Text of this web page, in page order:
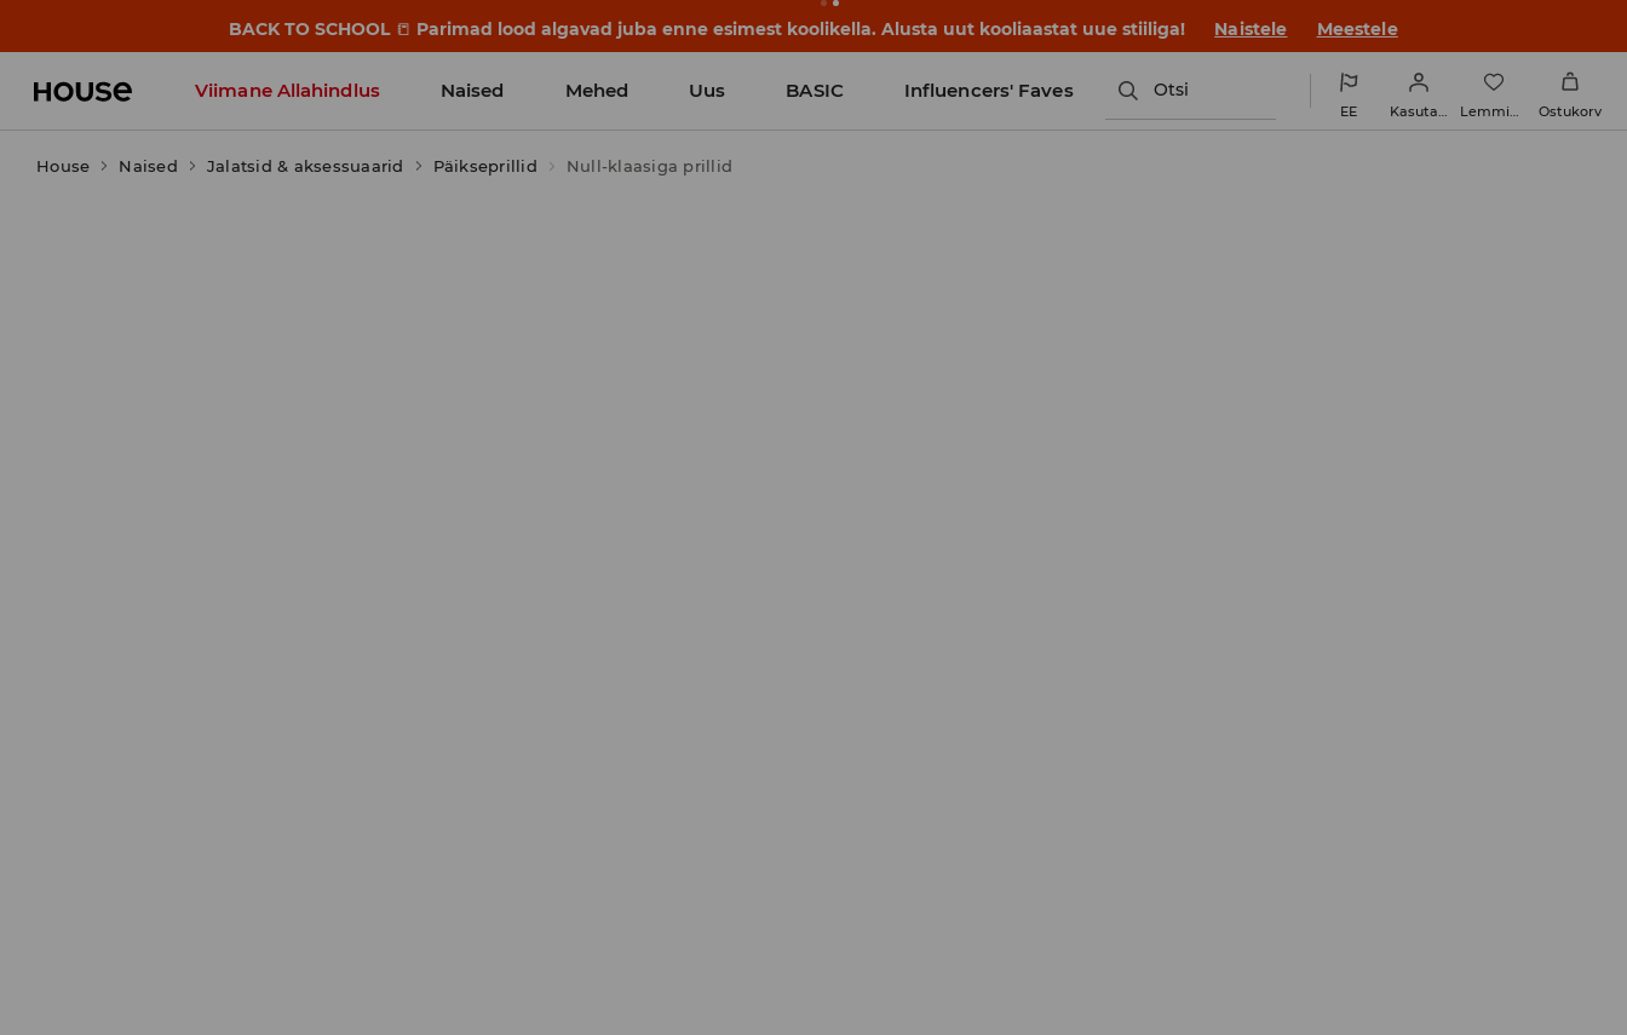
BACK TO SCHOOL 📒 Parimad lood algavad juba enne esimest koolikella. Alusta uut kooliaastat uue stiiliga! Naistele Meestele
Viimane Allahindlus Naised Mehed Uus BASIC Influencers' Faves Otsi
EE Kasutaja Lemmikud Ostukorv
House Naised Jalatsid & aksessuaarid Päikseprillid Null-klaasiga prillid